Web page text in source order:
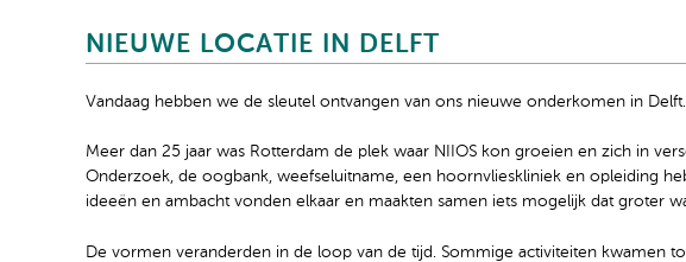
NIEUWE LOCATIE IN DELFT
Vandaag hebben we de sleutel ontvangen van ons nieuwe onderkomen in Delft.
Meer dan 25 jaar was Rotterdam de plek waar NIIOS kon groeien en zich in
Onderzoek, de oogbank, weefseluitname, een hoornvlieskliniek en opleiding
ideeën en ambacht vonden elkaar en maakten samen iets mogelijk dat groter
De vormen veranderden in de loop van de tijd. Sommige activiteiten kwamen